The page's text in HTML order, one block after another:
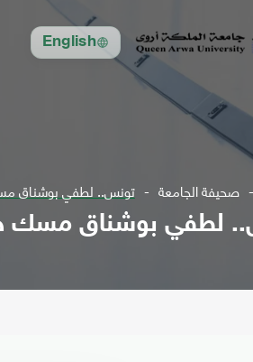
English
صحيفة الجامعة تونس.. لطفي بوشناق
لطفي بوشناق مسك